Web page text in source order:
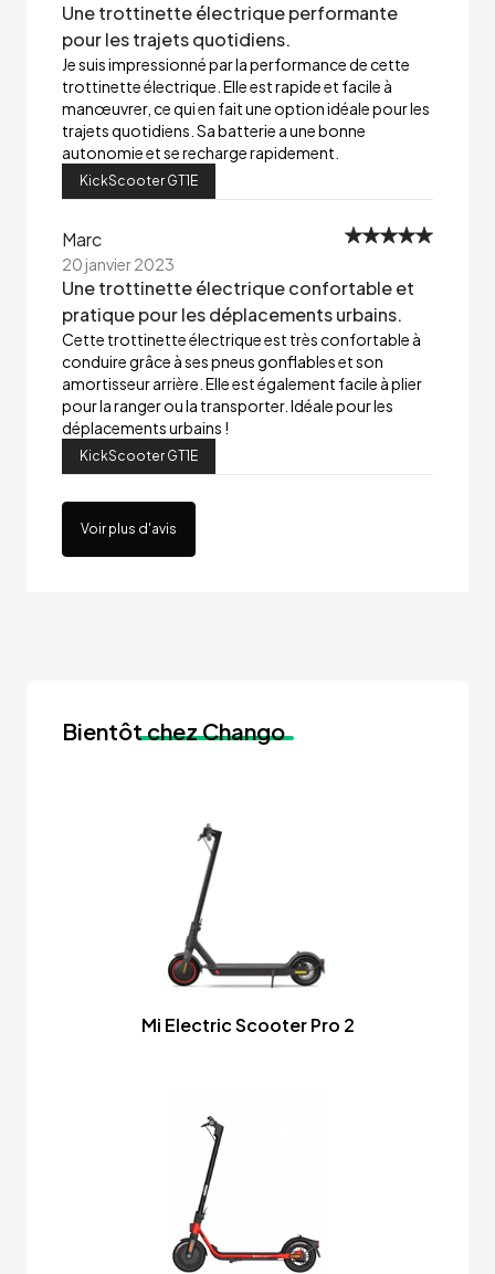
Une trottinette électrique performante
pour les trajets quotidiens.
Je suis impressionné par la performance de cette
trottinette électrique. Elle est rapide et facile à
manœuvrer, ce qui en fait une option idéale pour les
trajets quotidiens. Sa batterie a une bonne
autonomie et se recharge rapidement.
KickScooter GT1E
Marc
20 janvier 2023
Une trottinette électrique confortable et
pratique pour les déplacements urbains.
Cette trottinette électrique est très confortable à
conduire grâce à ses pneus gonflables et son
amortisseur arrière. Elle est également facile à plier
pour la ranger ou la transporter. Idéale pour les
déplacements urbains !
KickScooter GT1E
Voir plus d'avis
Bientôtchez Chango
Mi Electric Scooter Pro 2